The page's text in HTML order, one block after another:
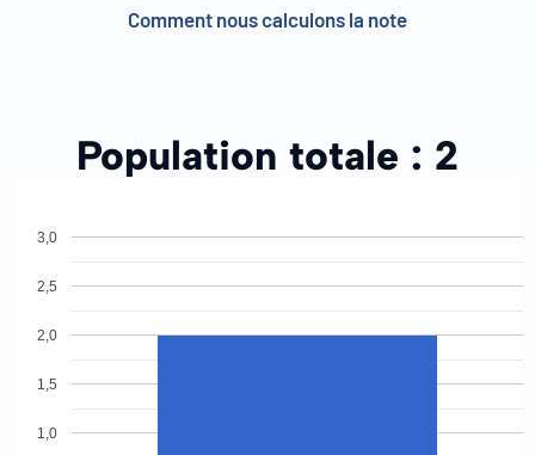
Comment nous calculons la note
Population totale : 2
1,0
1,5
2,0
2,5
3,0